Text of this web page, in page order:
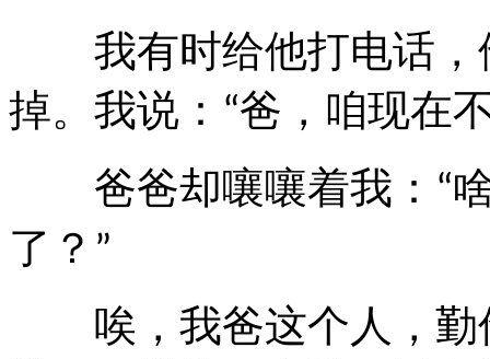
我有时给他打电话，
掉。我说： “爸，咱现在
爸爸却嚷嚷着我： “
了？ ”
唉，我爸这个人，勤